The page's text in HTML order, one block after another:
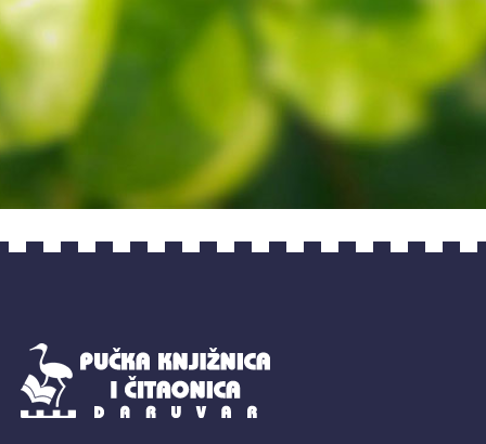
David Burnie: Zemlja: priručnik za očuvanje